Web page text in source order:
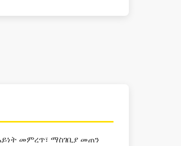
መምረጥ፣ ማስገቢያ መጠን